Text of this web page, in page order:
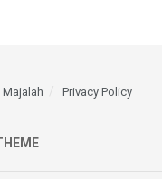
Privacy Policy